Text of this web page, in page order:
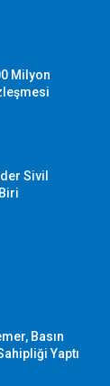
Milyon
Sivil
Basın
Yaptı